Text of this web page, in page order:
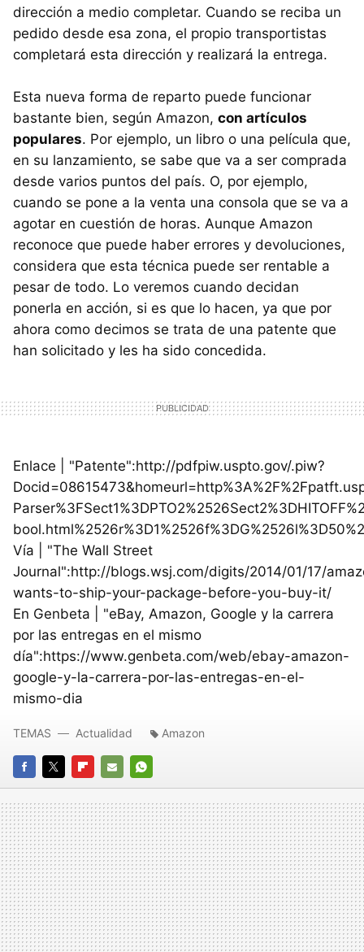
dirección a medio completar. Cuando se reciba un
pedido desde esa zona, el propio transportistas
completará esta dirección y realizará la entrega.
Esta nueva forma de reparto puede funcionar
bastante bien, según Amazon, con artículos
populares. Por ejemplo, un libro o una película que,
en su lanzamiento, se sabe que va a ser comprada
desde varios puntos del país. O, por ejemplo,
cuando se pone a la venta una consola que se va a
agotar en cuestión de horas. Aunque Amazon
reconoce que puede haber errores y devoluciones,
considera que esta técnica puede ser rentable a
pesar de todo. Lo veremos cuando decidan
ponerla en acción, si es que lo hacen, ya que por
ahora como decimos se trata de una patente que
han solicitado y les ha sido concedida.
Enlace | "Patente":http://pdfpiw.uspto.gov/.piw?
Vía | "The Wall Street
Journal":http://blogs.wsj.com/digits/2014/01/17/
wants-to-ship-your-package-before-you-buy-it/
En Genbeta | "eBay, Amazon, Google y la carrera
por las entregas en el mismo
día":https://www.genbeta.com/web/ebay-amazon-
google-y-la-carrera-por-las-entregas-en-el-
mismo-dia
FACEBOOK
TWITTERFLIPBOARD
E-
MAIL
WHATSAPP
TEMAS Actualidad Amazon